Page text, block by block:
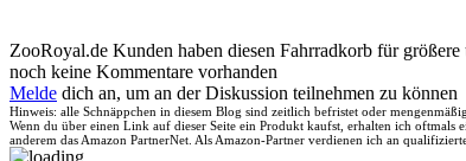
ZooRoyal.de Kunden haben diesen Fahrradkorb für
noch keine Kommentare vorhanden
Melde dich an, um an der Diskussion teilnehmen zu können
Hinweis: alle Schnäppchen in diesem Blog sind zeitlich befristet oder
Wenn du über einen Link auf dieser Seite ein Produkt kaufst, erhalten ich
anderem das Amazon PartnerNet. Als Amazon-Partner verdienen ich an